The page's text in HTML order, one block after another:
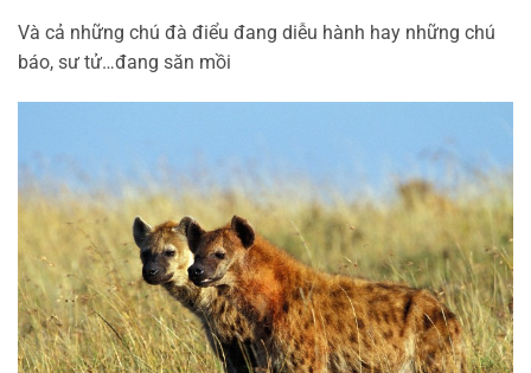
Và cả những chú đà điểu đang diễu hành hay những chú
báo, sư tử…đang săn mồi